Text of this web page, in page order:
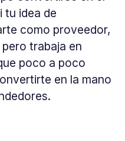
tu idea de
como proveedor,
trabaja en
poco a poco
en la mano